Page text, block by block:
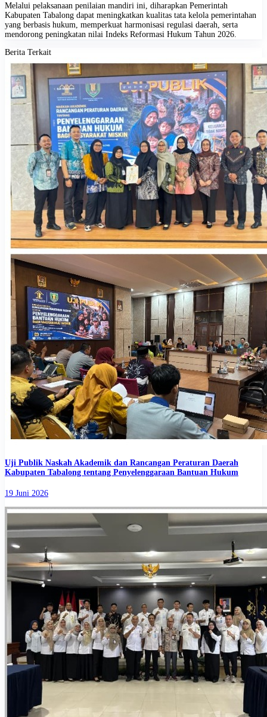
Melalui pelaksanaan penilaian mandiri ini, diharapkan Pemerintah
Kabupaten Tabalong dapat meningkatkan kualitas tata kelola pemerintahan
yang berbasis hukum, memperkuat harmonisasi regulasi daerah, serta
mendorong peningkatan nilai Indeks Reformasi Hukum Tahun 2026.
Berita Terkait
Uji Publik Naskah Akademik dan Rancangan Peraturan Daerah
Kabupaten Tabalong tentang Penyelenggaraan Bantuan Hukum
19 Juni 2026